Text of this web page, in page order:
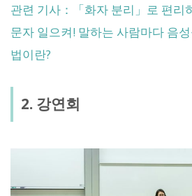
관련 기사：「화자 분리」로 편리
문자 일으켜! 말하는 사람마다 음
법이란?
2. 강연회